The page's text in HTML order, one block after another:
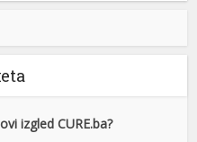
izgled CURE.ba?